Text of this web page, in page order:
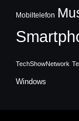
Mobiltelefon
TechShowNetwork
Windows